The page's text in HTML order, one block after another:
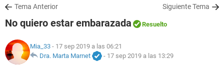
SALUD
FAMILIA
NUTRICIÓN
Tema Anterior Siguiente Tema
No quiero estar embarazada Resuelto
Mia_33 - 17 sep 2019 a las 06:21
Dra. Marta Marnet
- 17 sep 2019 a las 13:29